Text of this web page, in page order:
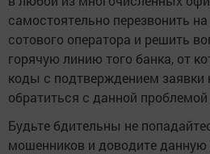
самостоятельно перезвонить
сотового оператора и решить
горячую линию того банка, от
коды с подтверждением заявки
обратиться с данной
Будьте бдительны не
мошенников и доводите